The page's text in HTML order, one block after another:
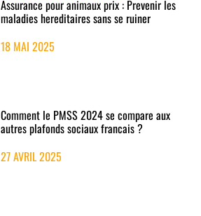
Assurance pour animaux prix : Prevenir les
maladies hereditaires sans se ruiner
18 MAI 2025
Comment le PMSS 2024 se compare aux
autres plafonds sociaux francais ?
27 AVRIL 2025